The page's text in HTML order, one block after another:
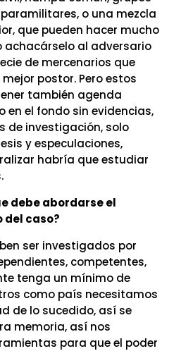
o una mezcla
que pueden hacer mucho
achacárselo al adversario
de mercenarios que
postor. Pero estos
también agenda
en el fondo sin evidencias,
de investigación, solo
y especulaciones,
habría que estudiar
debe abordarse el
caso?
ser investigados por
competentes,
tenga un mínimo de
como país necesitamos
de lo sucedido, así se
memoria, así nos
para que el poder